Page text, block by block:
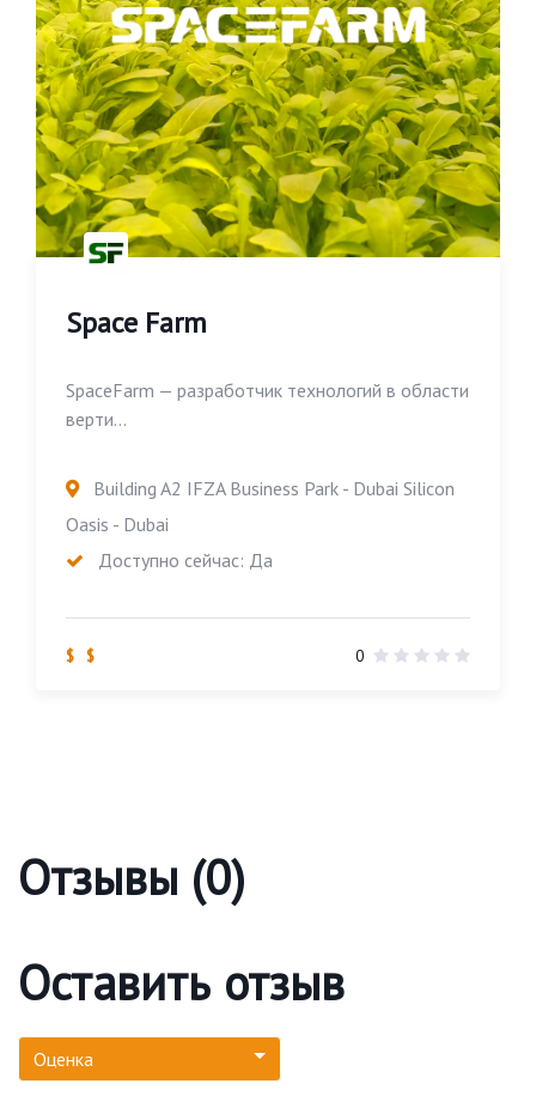
Space Farm
SpaceFarm — разработчик технологий в области
верти...
Building A2 IFZA Business Park - Dubai Silicon
Oasis - Dubai
Доступно сейчас: Да
$ $ 0
Отзывы (0)
Оставить отзыв
Оценка